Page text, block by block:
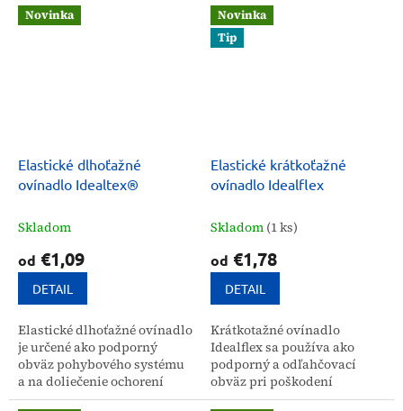
a oblých častiach
tela. Nesterilné.
tela. Alternatíva k...
Novinka
Elastické dlhoťažné
ovínadlo Idealtex®
Skladom
od €1,09
DETAIL
Elastické dlhoťažné ovínadlo
je určené ako podporný
obväz pohybového systému
a na doliečenie ochorení
žilového systému. Používa
Novinka
Tip
Elastické krátkoťažné
ovínadlo Idealflex
Skladom (1 ks)
od €1,78
DETAIL
Krátkotažné ovínadlo
Idealflex sa používa ako
podporný a odľahčovací
obväz pri poškodení
pohybového aparátu. Možno